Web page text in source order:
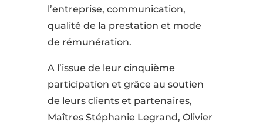
l’entreprise, communication,
qualité de la prestation et mode
de rémunération.
A l’issue de leur cinquième
participation et grâce au soutien
de leurs clients et partenaires,
Maîtres Stéphanie Legrand, Olivier